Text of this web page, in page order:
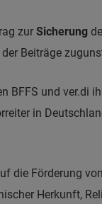
zur Sicherung
der Beiträge
BFFS und
in
die Förderung von
Herkunft,